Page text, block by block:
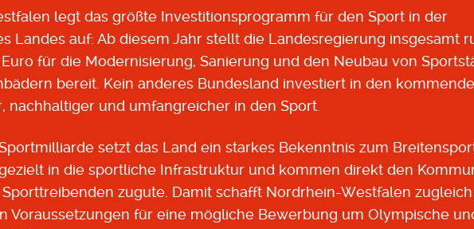
legt das größte Investitionsprogramm für den Sport in der
Landes auf: Ab diesem Jahr stellt die Landesregierung insgesamt
für die Modernisierung, Sanierung und den Neubau von
bereit. Kein anderes Bundesland investiert in den
nachhaltiger und umfangreicher in den Sport.
setzt das Land ein starkes Bekenntnis zum
in die sportliche Infrastruktur und kommen direkt den
zugute. Damit schafft Nordrhein-Westfalen
Voraussetzungen für eine mögliche Bewerbung um Olympische